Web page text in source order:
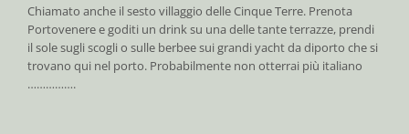
Chiamato anche il sesto villaggio delle Cinque Terre. Prenota
Portovenere e goditi un drink su una delle tante terrazze, prendi
il sole sugli scogli o sulle berbee sui grandi yacht da diporto che si
trovano qui nel porto. Probabilmente non otterrai più italiano
…………….